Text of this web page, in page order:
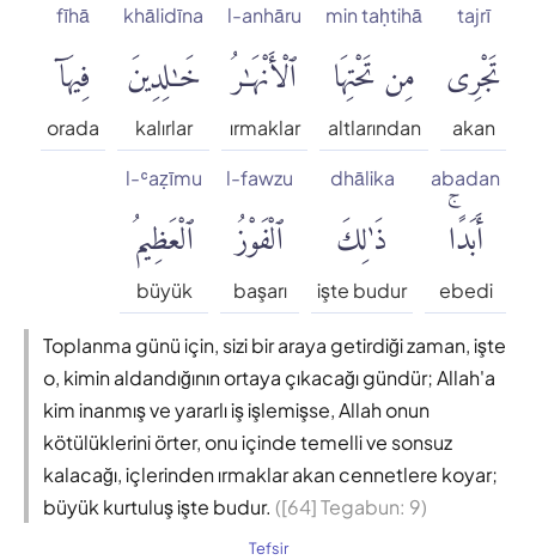
tajrī
تَجْرِى
akan
min taḥtihā
مِن تَحْتِهَا
altlarından
l-anhāru
ٱلْأَنْهَٰرُ
ırmaklar
khālidīna
خَٰلِدِينَ
kalırlar
fīhā
فِيهَآ
orada
abadan
أَبَدًاۚ
ebedi
dhālika
ذَٰلِكَ
işte budur
l-fawzu
ٱلْفَوْزُ
başarı
l-ʿaẓīmu
ٱلْعَظِيمُ
büyük
Toplanma günü için, sizi bir araya getirdiği zaman, işte
o, kimin aldandığının ortaya çıkacağı gündür; Allah'a
kim inanmış ve yararlı iş işlemişse, Allah onun
kötülüklerini örter, onu içinde temelli ve sonsuz
kalacağı, içlerinden ırmaklar akan cennetlere koyar;
büyük kurtuluş işte budur. ([64] Tegabun: 9)
Tefsir